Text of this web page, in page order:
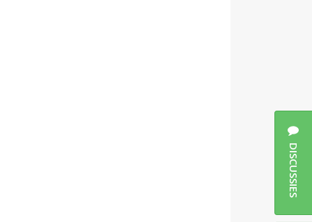
DISCUSSIES